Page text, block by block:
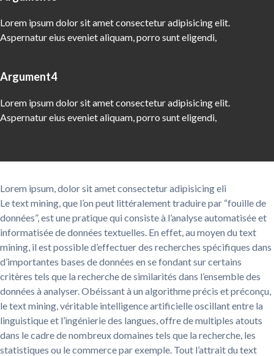
Lorem ipsum dolor sit amet consectetur adipisicing elit.
Aspernatur eius eveniet aliquam, porro sunt eligendi,
Argument4
Lorem ipsum dolor sit amet consectetur adipisicing elit.
Aspernatur eius eveniet aliquam, porro sunt eligendi,
Lorem ipsum, dolor sit amet consectetur adipisicing eli
Le text mining, que l’on peut littéralement traduire par “fouille de
données”, est une pratique qui consiste à l’analyse automatisée et
informatisée de données textuelles. En effet, au moyen du text
mining, il est possible d’effectuer des recherches spécifiques dans
d’importantes bases de données en se fondant sur certains
critères tels que la recherche de similarités dans l’ensemble des
données à analyser. Obéissant à un algorithme précis et préconçu,
le text mining, véritable intelligence artificielle oscillant entre la
linguistique et l’ingénierie des langues, offre de multiples atouts
dans le cadre de nombreux domaines tels que la recherche, les
statistiques ou le commerce par exemple. Tout l’attrait du text